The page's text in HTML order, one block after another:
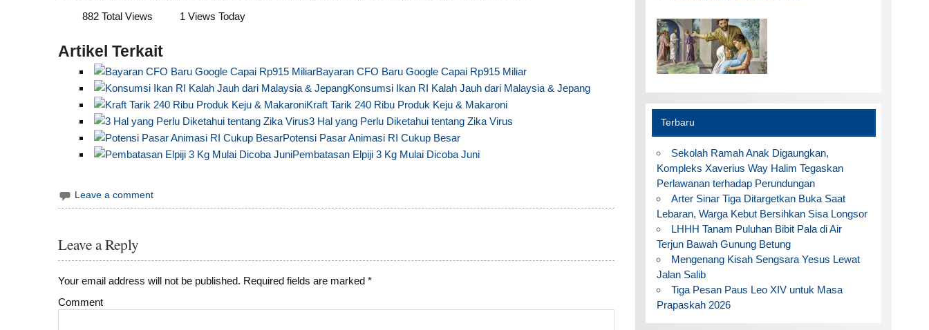
882 Total Views 1 Views Today
Artikel Terkait
Bayaran CFO Baru Google Capai Rp915 Miliar
Konsumsi Ikan RI Kalah Jauh dari Malaysia & Jepang
Kraft Tarik 240 Ribu Produk Keju & Makaroni
3 Hal yang Perlu Diketahui tentang Zika Virus
Potensi Pasar Animasi RI Cukup Besar
Pembatasan Elpiji 3 Kg Mulai Dicoba Juni
Leave a comment
Leave a Reply
Your email address will not be published. Required fields are marked*
Comment
Terbaru
Sekolah Ramah Anak Digaungkan,
Kompleks Xaverius Way Halim Tegaskan
Perlawanan terhadap Perundungan
Arter Sinar Tiga Ditargetkan Buka Saat
Lebaran, Warga Kebut Bersihkan Sisa Longsor
LHHH Tanam Puluhan Bibit Pala di Air
Terjun Bawah Gunung Betung
Mengenang Kisah Sengsara Yesus Lewat
Jalan Salib
Tiga Pesan Paus Leo XIV untuk Masa
Prapaskah 2026